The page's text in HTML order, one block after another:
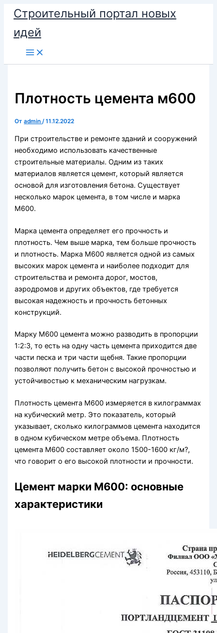
Перейти
содержимому
Строительный портал новых
идей
Плотность цемента м600
Отadmin/11.12.2022
При строительстве и ремонте зданий и сооружений
необходимо использовать качественные
строительные материалы. Одним из таких
материалов является цемент, который является
основой для изготовления бетона. Существует
несколько марок цемента, в том числе и марка
М600.
Марка цемента определяет его прочность и
плотность. Чем выше марка, тем больше прочность
и плотность. Марка М600 является одной из самых
высоких марок цемента и наиболее подходит для
строительства и ремонта дорог, мостов,
аэродромов и других объектов, где требуется
высокая надежность и прочность бетонных
конструкций.
Марку М600 цемента можно разводить в пропорции
1:2:3, то есть на одну часть цемента приходится две
части песка и три части щебня. Такие пропорции
позволяют получить бетон с высокой прочностью и
устойчивостью к механическим нагрузкам.
Плотность цемента М600 измеряется в килограммах
на кубический метр. Это показатель, который
указывает, сколько килограммов цемента находится
в одном кубическом метре объема. Плотность
цемента М600 составляет около 1500-1600 кг/м?,
что говорит о его высокой плотности и прочности.
Цемент марки М600: основные
характеристики